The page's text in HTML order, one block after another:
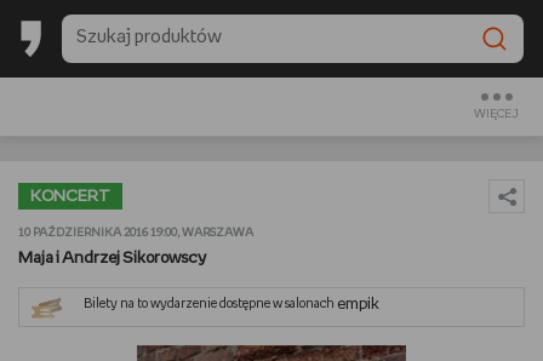
WIĘCEJ
BESTSELLERY EMPIKU 2025
OGLĄDAM
PREZENTOWNIKI
KONCERT
10 PAŹDZIERNIKA 2016 19:00, WARSZAWA
Maja i Andrzej Sikorowscy
Bilety na to wydarzenie dostępne w salonach empik